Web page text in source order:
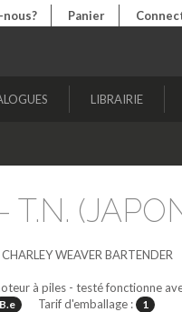
nous? Panier
LIBRAIRIE
T.N.
CHARLEY WEAVER BARTENDER
à piles - testé fonctionne
B.e Tarif d'emballage : 1